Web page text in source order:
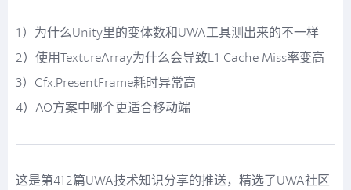
1）为什么Unity里的变体数和UWA工具测出来的不一样
2）使用TextureArray为什么会导致L1 Cache Miss率变高
3）Gfx.PresentFrame耗时异常高
4）AO方案中哪个更适合移动端
这是第412篇UWA技术知识分享的推送，精选了UWA社区